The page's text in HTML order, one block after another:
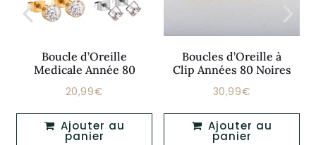
Boucle d’Oreille
Medicale Année 80
Prix
20,99€
panier
Boucles d’Oreille à
Clip Années 80 Noires
Prix
30,99€
panier